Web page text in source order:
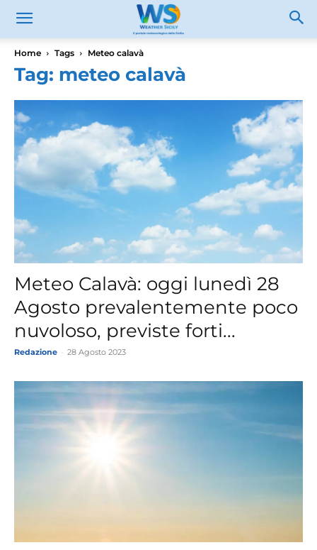
Home Tags Meteo calavà
Tag: meteo calavà
Meteo Calavà: oggi lunedì 28
Agosto prevalentemente poco
nuvoloso, previste forti...
Redazione 28 Agosto 2023